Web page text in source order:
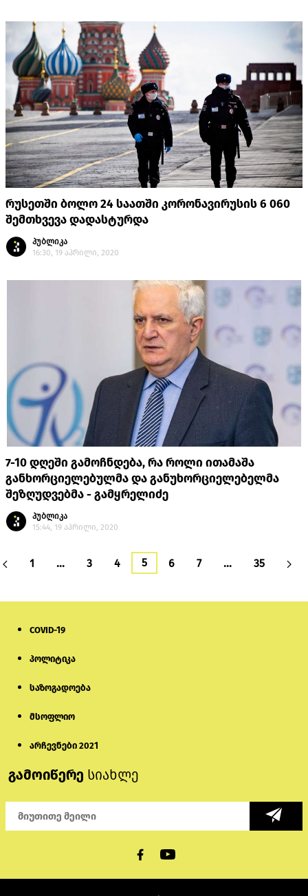
რუსეთში ბოლო 24 საათში კორონავირუსის 6 060
შემთხვევა დადასტურდა
პუბლიკა
16:30, 19 აპრილი, 2020
7-10 დღეში გამოჩნდება, რა როლი ითამაშა
განხორციელებულმა და განუხორციელებელმა
შეზღუდვებმა - გამყრელიძე
პუბლიკა
15:44, 19 აპრილი, 2020
1 … 3 4 5 6 7 … 35
COVID-19
პოლიტიკა
საზოგადოება
მსოფლიო
არჩევნები 2021
გამოიწერე სიახლე